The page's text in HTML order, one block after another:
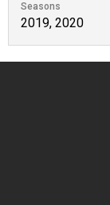
Seasons
2019, 2020